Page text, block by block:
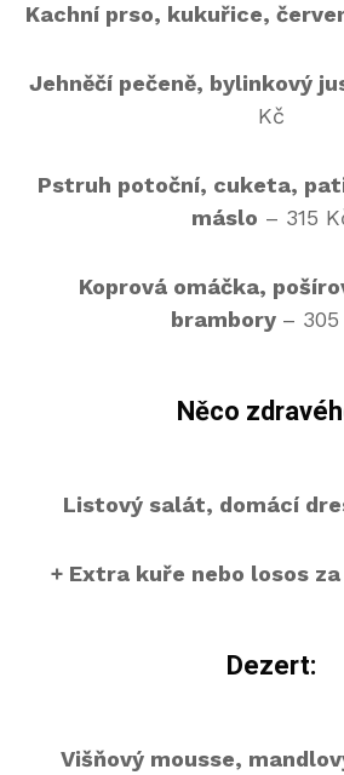
Kachní prso, kukuřice,
Jehněčí pečeně, bylinkový
Kč
Pstruh potoční, cuketa,
máslo – 315
Koprová omáčka,
brambory –
Něco
Listový salát, domácí
+ Extra kuře nebo losos
Dezert:
Višňový mousse,